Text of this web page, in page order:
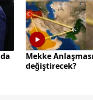
Mekke
değiştirecek?